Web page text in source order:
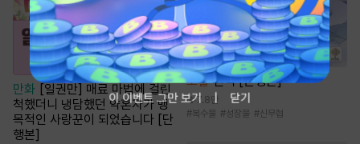
만화
[일권만] 매료 마법에 걸린
척했더니 냉담했던 약혼자가 맹
목적인 사랑꾼이 되었습니다 [단
행본]
소설 신객 [단행본]
7.8만
#복수물 #성장물 #신무협
이 이벤트 그만 보기 닫기